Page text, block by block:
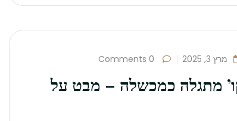
מרץ 3, 2025
מתגלה כמכשלה – מבט על